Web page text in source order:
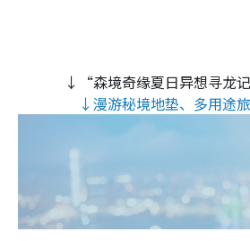
↓“森境奇缘夏日异想寻龙
↓漫游秘境地垫、多用途